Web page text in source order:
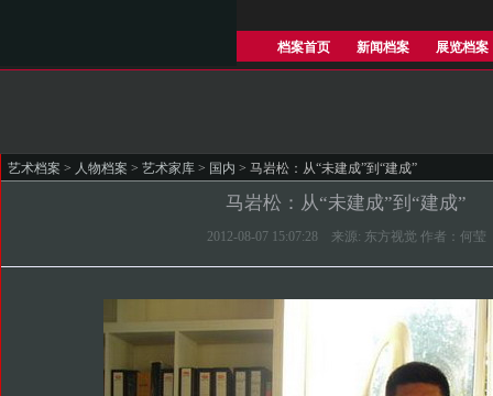
档案首页 新闻档案 展览档案
艺术档案 > 人物档案 > 艺术家库 > 国内 > 马岩松：从“未建成”到“建成”
马岩松：从“未建成”到“建成”
2012-08-07 15:07:28 来源: 东方视觉 作者：何莹